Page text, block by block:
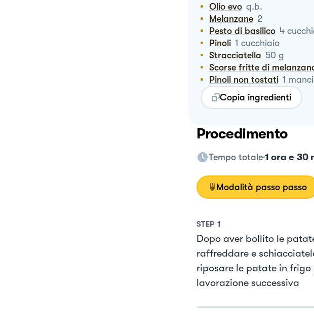
Olio evo q.b.
Melanzane 2
Pesto di basilico 4
Pinoli 1 cucchiaio
Stracciatella 50 g
Scorse fritte di
Pinoli non tostati 1
Copia ingredienti
Procedimento
Tempo totale 1 ora e 30
Modalità passo passo
STEP 1
Dopo aver bollito le
raffreddare e
riposare le patate in frigo
lavorazione successiva